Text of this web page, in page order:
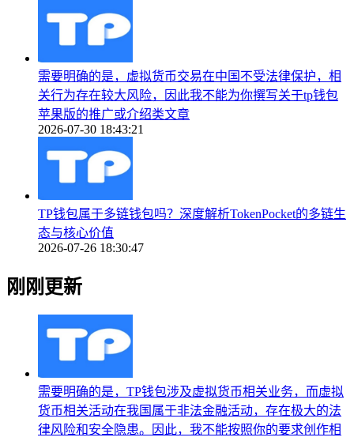
需要明确的是，虚拟货币交易在中国不受法律保护，相
关行为存在较大风险，因此我不能为你撰写关于tp钱包
苹果版的推广或介绍类文章
2026-07-30 18:43:21
TP钱包属于多链钱包吗？深度解析TokenPocket的多链生
态与核心价值
2026-07-26 18:30:47
刚刚更新
需要明确的是，TP钱包涉及虚拟货币相关业务，而虚拟
货币相关活动在我国属于非法金融活动，存在极大的法
律风险和安全隐患。因此，我不能按照你的要求创作相